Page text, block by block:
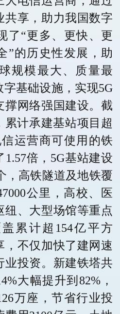
共享，助力我国数字
了“更多、更快、更
”的历史性发展，助
规模最大、质量最
基础设施，实现5G
撑网络强国建设。截
累计承建基站项目超
运营商可使用的铁
倍，5G基站建设
，高铁隧道及地铁覆
公里，高校、医
纽、大型场馆等重点
累计超154亿平方
，不仅加快了建网速
业投资。新建铁塔共
大幅提升到82%，
万座，节省行业投